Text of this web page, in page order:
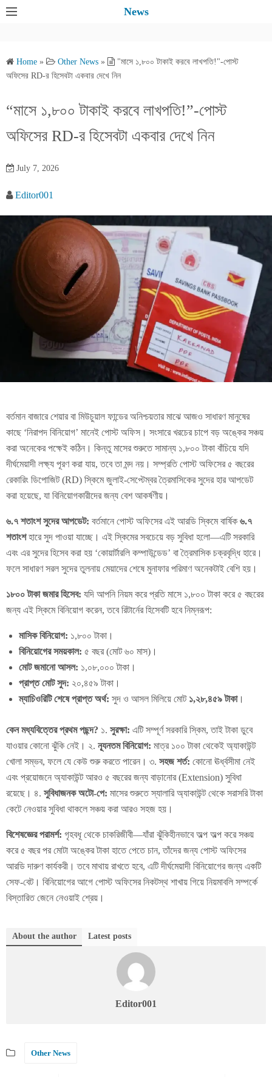
News
Home » Other News »
"মাসে ১,৮০০ টাকাই করবে লাখপতি!"-পোস্ট
অফিসের RD-র হিসেবটা একবার দেখে নিন
“মাসে ১,৮০০ টাকাই করবে লাখপতি!”-পোস্ট
অফিসের RD-র হিসেবটা একবার দেখে নিন
July 7, 2026
Editor001
বর্তমান বাজারে শেয়ার বা মিউচুয়াল ফান্ডের অনিশ্চয়তার মাঝে আজও সাধারণ মানুষের
কাছে ‘নিরাপদ বিনিয়োগ’ মানেই পোস্ট অফিস। সংসারে খরচের চাপে বড় অঙ্কের সঞ্চয়
করা অনেকের পক্ষেই কঠিন। কিন্তু মাসের শুরুতে সামান্য ১,৮০০ টাকা বাঁচিয়ে যদি
দীর্ঘমেয়াদী লক্ষ্য পূরণ করা যায়, তবে তা মন্দ নয়। সম্প্রতি পোস্ট অফিসের ৫ বছরের
রেকারিং ডিপোজিট (RD) স্কিমে জুলাই-সেপ্টেম্বর ত্রৈমাসিকের সুদের হার আপডেট
করা হয়েছে, যা বিনিয়োগকারীদের জন্য বেশ আকর্ষণীয়।
৬.৭ শতাংশ সুদের আপডেট: বর্তমানে পোস্ট অফিসের এই আরডি স্কিমে বার্ষিক ৬.৭
শতাংশহারে সুদ পাওয়া যাচ্ছে। এই স্কিমের সবচেয়ে বড় সুবিধা হলো—এটি সরকারি
এবং এর সুদের হিসেব করা হয় ‘কোয়ার্টারলি কম্পাউন্ডেড’ বা ত্রৈমাসিক চক্রবৃদ্ধি হারে।
ফলে সাধারণ সরল সুদের তুলনায় মেয়াদের শেষে মুনাফার পরিমাণ অনেকটাই বেশি হয়।
১৮০০ টাকা জমার হিসেব: যদি আপনি নিয়ম করে প্রতি মাসে ১,৮০০ টাকা করে ৫ বছরের
জন্য এই স্কিমে বিনিয়োগ করেন, তবে রিটার্নের হিসেবটি হবে নিম্নরূপ:
মাসিক বিনিয়োগ: ১,৮০০ টাকা।
বিনিয়োগের সময়কাল: ৫ বছর (মোট ৬০ মাস)।
মোট জমানো আসল: ১,০৮,০০০ টাকা।
প্রাপ্ত মোট সুদ: ২০,৪৫৯ টাকা।
ম্যাচিওরিটি শেষে প্রাপ্ত অর্থ: সুদ ও আসল মিলিয়ে মোট ১,২৮,৪৫৯ টাকা।
কেন মধ্যবিত্তের প্রথম পছন্দ? ১. সুরক্ষা: এটি সম্পূর্ণ সরকারি স্কিম, তাই টাকা ডুবে
যাওয়ার কোনো ঝুঁকি নেই। ২. ন্যূনতম বিনিয়োগ: মাত্র ১০০ টাকা থেকেই অ্যাকাউন্ট
খোলা সম্ভব, ফলে যে কেউ শুরু করতে পারেন। ৩. সহজ শর্ত: কোনো ঊর্ধ্বসীমা নেই
এবং প্রয়োজনে অ্যাকাউন্ট আরও ৫ বছরের জন্য বাড়ানোর (Extension) সুবিধা
রয়েছে। ৪. সুবিধাজনক অটো-পে: মাসের শুরুতে স্যালারি অ্যাকাউন্ট থেকে সরাসরি টাকা
কেটে নেওয়ার সুবিধা থাকলে সঞ্চয় করা আরও সহজ হয়।
বিশেষজ্ঞের পরামর্শ: গৃহবধূ থেকে চাকরিজীবী—যাঁরা ঝুঁকিহীনভাবে অল্প অল্প করে সঞ্চয়
করে ৫ বছর পর মোটা অঙ্কের টাকা হাতে পেতে চান, তাঁদের জন্য পোস্ট অফিসের
আরডি দারুণ কার্যকরী। তবে মাথায় রাখতে হবে, এটি দীর্ঘমেয়াদী বিনিয়োগের জন্য একটি
সেফ-বেট। বিনিয়োগের আগে পোস্ট অফিসের নিকটস্থ শাখায় গিয়ে নিয়মাবলি সম্পর্কে
বিস্তারিত জেনে নেওয়াই শ্রেয়।
About the author Latest posts
Editor001
Other News